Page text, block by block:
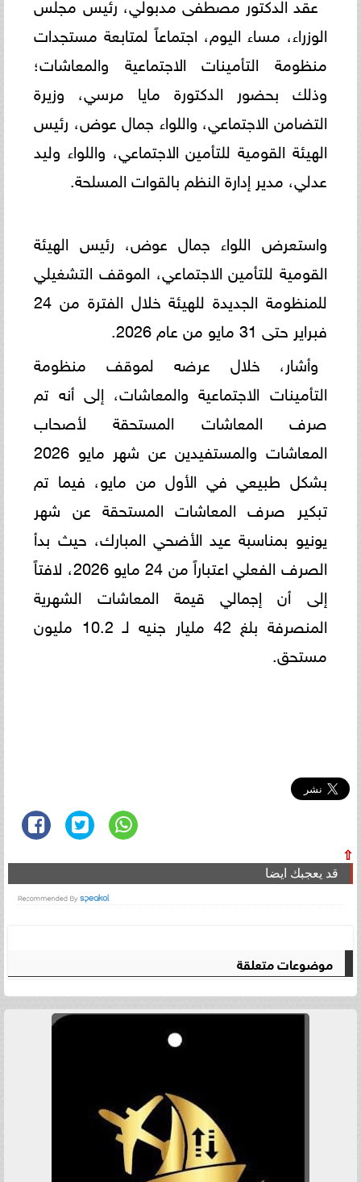
الوزراء، مساء اليوم، اجتماعاً لمتابعة مستجدات
منظومة التأمينات الاجتماعية والمعاشات؛
وذلك بحضور الدكتورة مايا مرسي، وزيرة
التضامن الاجتماعي، واللواء جمال عوض، رئيس
الهيئة القومية للتأمين الاجتماعي، واللواء وليد
عدلي، مدير إدارة النظم بالقوات المسلحة.
واستعرض اللواء جمال عوض، رئيس الهيئة
القومية للتأمين الاجتماعي، الموقف التشغيلي
للمنظومة الجديدة للهيئة خلال الفترة من 24
فبراير حتى 31 مايو من عام 2026.
وأشار، خلال عرضه لموقف منظومة
التأمينات الاجتماعية والمعاشات، إلى أنه تم
صرف المعاشات المستحقة لأصحاب
المعاشات والمستفيدين عن شهر مايو 2026
بشكل طبيعي في الأول من مايو، فيما تم
تبكير صرف المعاشات المستحقة عن شهر
يونيو بمناسبة عيد الأضحي المبارك، حيث بدأ
الصرف الفعلي اعتباراً من 24 مايو 2026، لافتاً
إلى أن إجمالي قيمة المعاشات الشهرية
المنصرفة بلغ 42 مليار جنيه لـ 10.2 مليون
مستحق.
⇧
قد يعجبك ايضا
موضوعات متعلقة